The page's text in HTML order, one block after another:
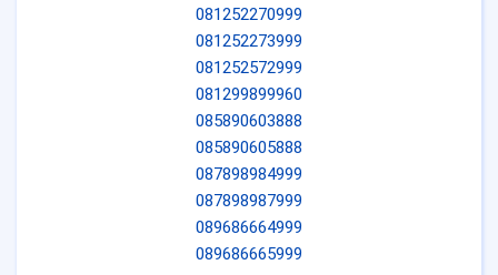
081252270999
081252273999
081252572999
081299899960
085890603888
085890605888
087898984999
087898987999
089686664999
089686665999